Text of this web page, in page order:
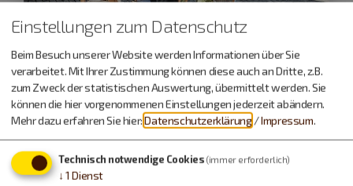
20.08.26
Öffentliche Stadtführung
Unterwegs in der Altstadt
Führungen und Exkursionen
Einstellungen zum Datenschutz
Beim Besuch unserer Website werden Informationen über Sie
verarbeitet. Mit Ihrer Zustimmung können diese auch an Dritte, z.B.
zum Zweck der statistischen Auswertung, übermittelt werden. Sie
können die hier vorgenommenen Einstellungen jederzeit abändern.
Mehr dazu erfahren Sie hier:Datenschutzerklärung /Impressum.
Technisch notwendige Cookies (immer erforderlich)
↓ 1 Dienst